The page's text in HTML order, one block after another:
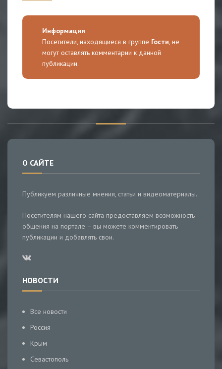
Информация
Посетители, находящиеся в группе Гости, не
могут оставлять комментарии к данной
публикации.
О САЙТЕ
Публикуем различные мнения, статьи и видеоматериалы.
Посетителям нашего сайта предоставляем возможность
общения на портале – вы можете комментировать
публикации и добавлять свои.
НОВОСТИ
Все новости
Россия
Крым
Севастополь